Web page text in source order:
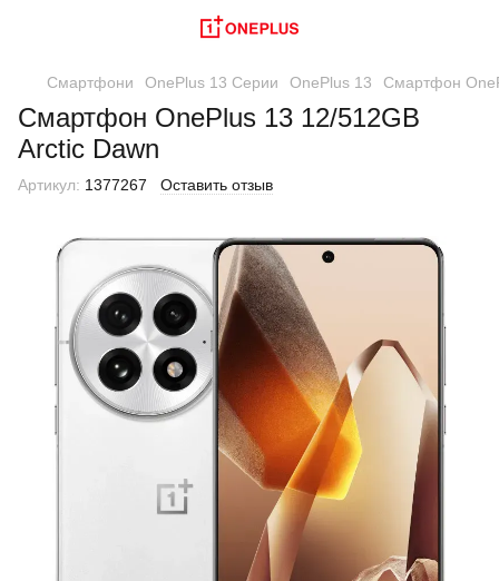
Смартфони OnePlus 13 Серии OnePlus 13 Смартфон
Смартфон OnePlus 13 12/512GB
Arctic Dawn
Артикул: 1377267 Оставить отзыв